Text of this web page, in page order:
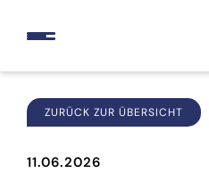
ZURÜCK ZUR ÜBERSICHT
11.06.2026